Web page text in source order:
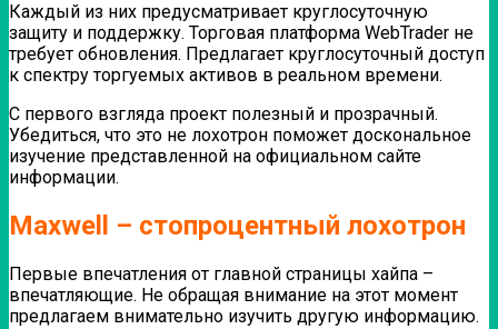
Каждый из них предусматривает круглосуточную
защиту и поддержку. Торговая платформа WebTrader не
требует обновления. Предлагает круглосуточный доступ
к спектру торгуемых активов в реальном времени.
С первого взгляда проект полезный и прозрачный.
Убедиться, что это не лохотрон поможет доскональное
изучение представленной на официальном сайте
информации.
Maxwell – стопроцентный лохотрон
Первые впечатления от главной страницы хайпа –
впечатляющие. Не обращая внимание на этот момент
предлагаем внимательно изучить другую информацию.